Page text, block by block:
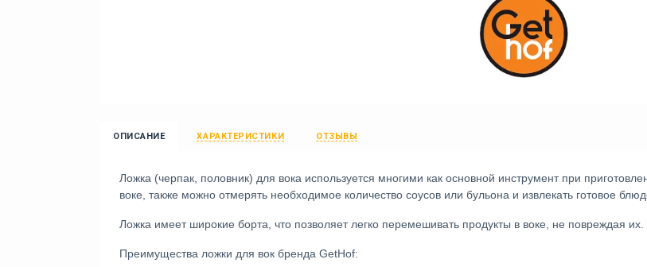
ОПИСАНИЕ ХАРАКТЕРИСТИКИ ОТЗЫВЫ
Ложка (черпак, половник) для вока используется многими как основной инструмент при
воке, также можно отмерять необходимое количество соусов или бульона и извлекать готовое
Ложка имеет широкие борта, что позволяет легко перемешивать продукты в воке, не повреждая их.
Преимущества ложки для вок бренда GetHof: